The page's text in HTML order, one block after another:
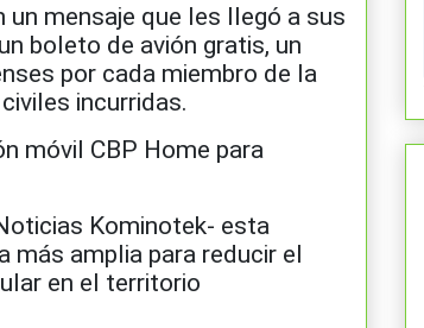
mensaje que les llegó a sus
boleto de avión gratis, un
por cada miembro de la
incurridas.
móvil CBP Home para
Kominotek- esta
más amplia para reducir el
en el territorio